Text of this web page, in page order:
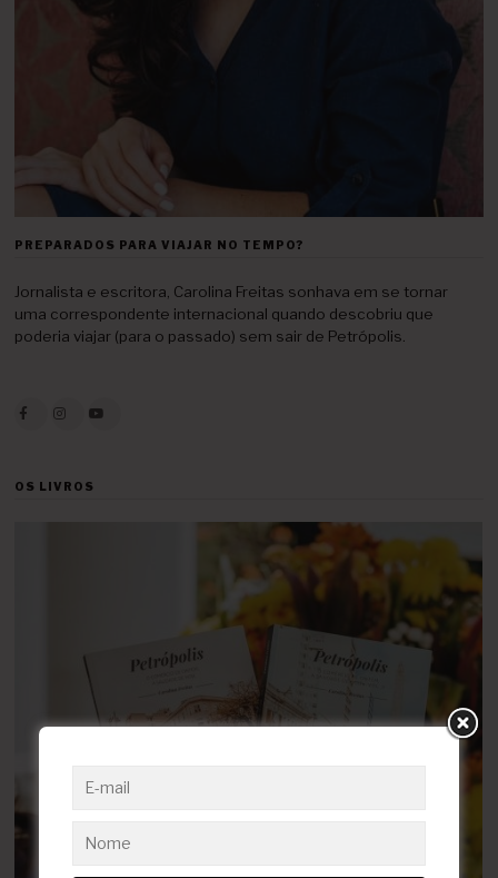
PREPARADOS PARA VIAJAR NO TEMPO?
Jornalista e escritora, Carolina Freitas sonhava em se tornar
uma correspondente internacional quando descobriu que
poderia viajar (para o passado) sem sair de Petrópolis.
OS LIVROS